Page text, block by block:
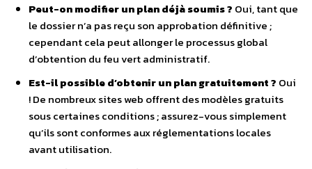
Peut-on modifier un plan déjà soumis ? Oui, tant que
le dossier n’a pas reçu son approbation définitive ;
cependant cela peut allonger le processus global
d’obtention du feu vert administratif.
Est-il possible d’obtenir un plan gratuitement ? Oui
! De nombreux sites web offrent des modèles gratuits
sous certaines conditions ; assurez-vous simplement
qu’ils sont conformes aux réglementations locales
avant utilisation.